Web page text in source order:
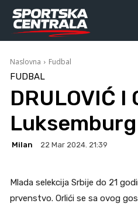
Naslovna Fudbal
FUDBAL
DRULOVIĆ I
Milan 22 Mar 2024. 21:39
Mlada selekcija Srbije do 21
prvenstvo. Orlići se sa ovog